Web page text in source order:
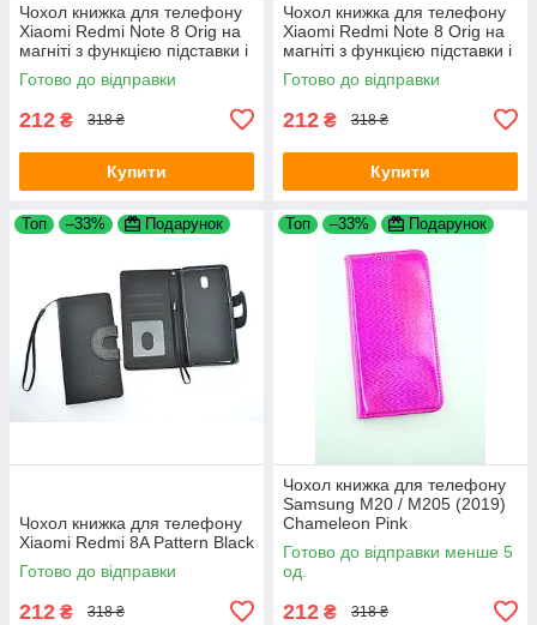
Чохол книжка для телефону
Xiaomi Redmi Note 8 Orig на
магніті з функцією підставки і
кишенею для карт Rose Gold
4you
Готово до відправки
212 ₴ 318 ₴
Купити
Чохол книжка для телефону
Xiaomi Redmi Note 8 Orig на
магніті з функцією підставки і
кишенею для карток Black
4you
Готово до відправки
212 ₴ 318 ₴
Купити
Топ –33% Подарунок
Чохол книжка для телефону
Xiaomi Redmi 8A Pattern Black
Готово до відправки
212 ₴ 318 ₴
Топ –33% Подарунок
Чохол книжка для телефону
Samsung M20 / M205 (2019)
Chameleon Pink
Готово до відправки менше 5
од.
212 ₴ 318 ₴